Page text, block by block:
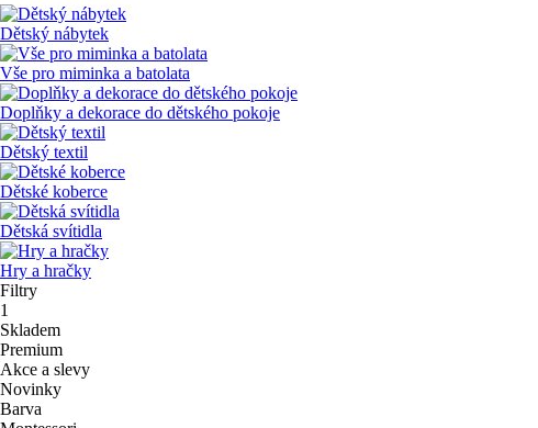
Dětský nábytek
Vše pro miminka a batolata
Doplňky a dekorace do dětského pokoje
Dětský textil
Dětské koberce
Dětská svítidla
Hry a hračky
Filtry
1
Skladem
Premium
Akce a slevy
Novinky
Barva